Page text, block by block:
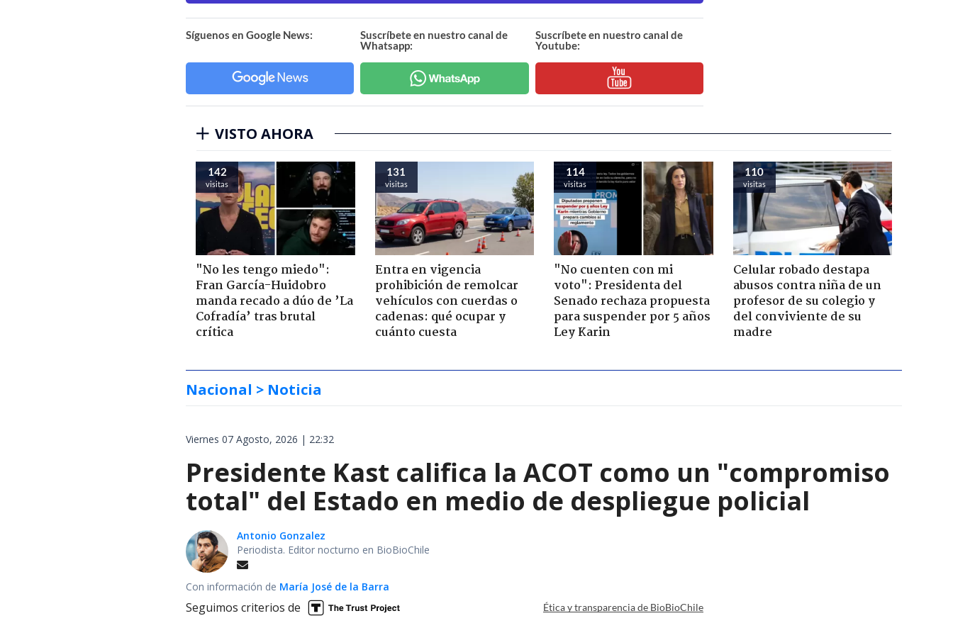
Síguenos en Google News:
Suscríbete en nuestro canal de
Whatsapp:
Suscríbete en nuestro canal de
Youtube:
VISTO AHORA
142
visitas
"No les tengo miedo":
Fran García-Huidobro
manda recado a dúo de ’La
Cofradía’ tras brutal
crítica
131
visitas
Entra en vigencia
prohibición de remolcar
vehículos con cuerdas o
cadenas: qué ocupar y
cuánto cuesta
114
visitas
"No cuenten con mi
voto": Presidenta del
Senado rechaza propuesta
para suspender por 5 años
Ley Karin
110
visitas
Celular robado destapa
abusos contra niña de un
profesor de su colegio y
del conviviente de su
madre
Nacional > Noticia
Viernes 07 Agosto, 2026 | 22:32
Presidente Kast califica la ACOT como un "compromiso
total" del Estado en medio de despliegue policial
Antonio Gonzalez
Periodista. Editor nocturno en BioBioChile
Con información de María José de la Barra
Seguimos criterios de Ética y transparencia de BioBioChile